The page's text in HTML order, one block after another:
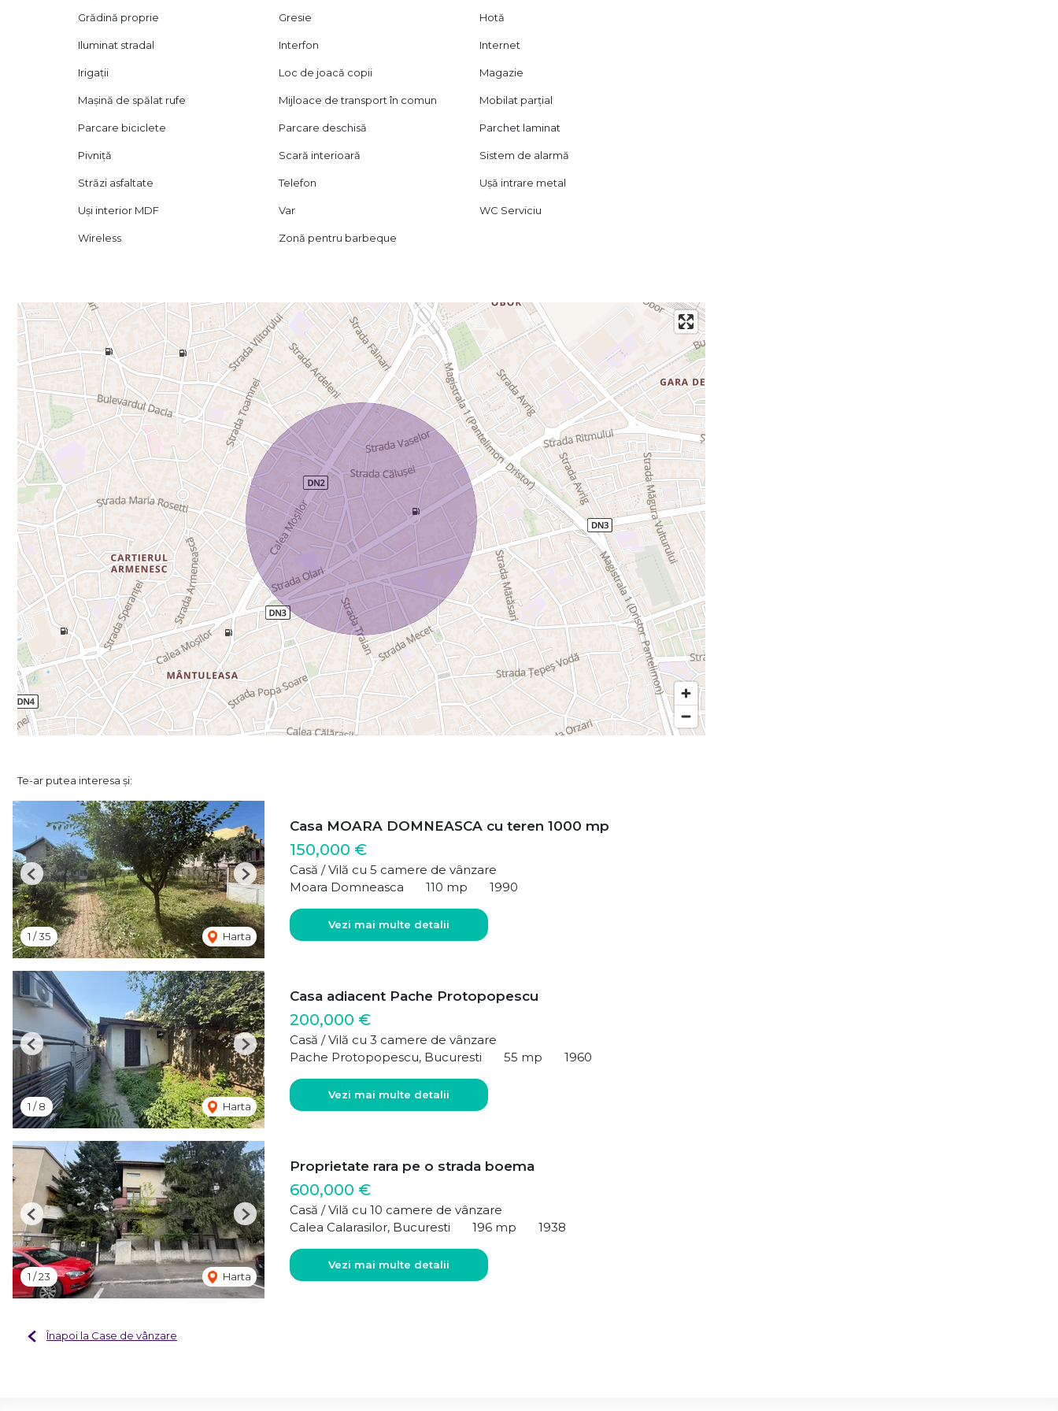
Grădină proprie Gresie Hotă
Iluminat stradal Interfon Internet
Irigații Loc de joacă copii Magazie
Mașină de spălat rufe Mijloace de transport în comun Mobilat parțial
Parcare biciclete Parcare deschisă Parchet laminat
Pivniță Scară interioară Sistem de alarmă
Străzi asfaltate Telefon Ușă intrare metal
Uși interior MDF Var WC Serviciu
Wireless Zonă pentru barbeque
Te-ar putea interesa și:
1 /35 Harta
Previous Next
Casa MOARA DOMNEASCA cu teren 1000 mp
150,000 €
Casă / Vilă cu 5 camere de vânzare
Moara Domneasca
110 mp 1990
Vezi mai multe detalii
1 /8 Harta
Previous Next
Casa adiacent Pache Protopopescu
200,000 €
Casă / Vilă cu 3 camere de vânzare
Pache Protopopescu, Bucuresti
55 mp 1960
Vezi mai multe detalii
1 /23 Harta
Previous Next
Proprietate rara pe o strada boema
600,000 €
Casă / Vilă cu 10 camere de vânzare
Calea Calarasilor, Bucuresti
196 mp 1938
Vezi mai multe detalii
Înapoi la Case de vânzare